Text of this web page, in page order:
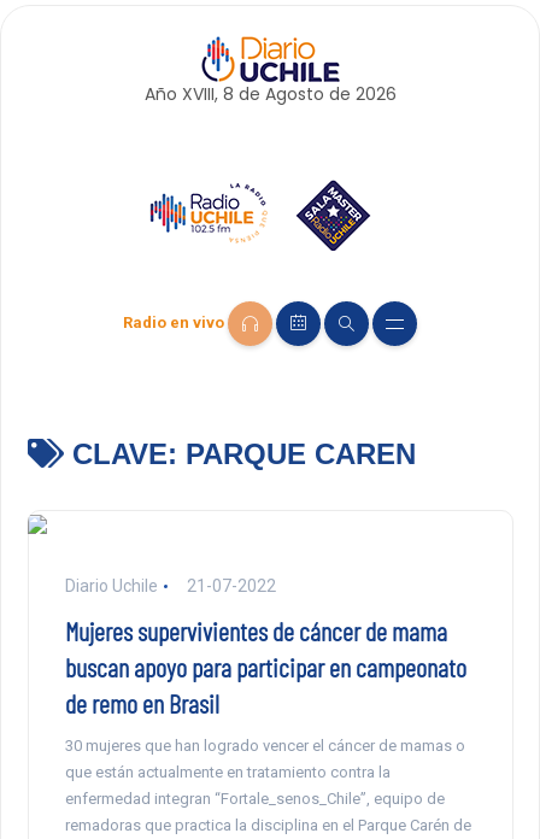
Año XVIII, 8 de Agosto de 2026
Radio en vivo
CLAVE: PARQUE CAREN
Diario Uchile 21-07-2022
Mujeres supervivientes de cáncer de mama
buscan apoyo para participar en campeonato
de remo en Brasil
30 mujeres que han logrado vencer el cáncer de mamas o
que están actualmente en tratamiento contra la
enfermedad integran “Fortale_senos_Chile”, equipo de
remadoras que practica la disciplina en el Parque Carén de